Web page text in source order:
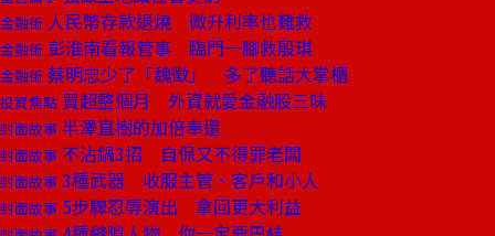
金融街 人民幣存款退燒 微升利率也難救
金融街 彭淮南看報管事 臨門一腳救殷琪
金融街 蔡明忠少了「魏徵」 多了聽話大掌櫃
投資焦點 買超整個月 外資就愛金融股三味
封面故事 半澤直樹的加倍奉還
封面故事 不沾鍋3招 自保又不得罪老闆
封面故事 3種武器 收服主管、客戶和小人
封面故事 5步驟忍辱演出 拿回更大利益